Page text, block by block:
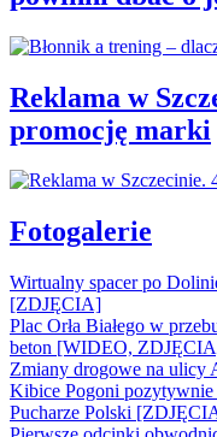
Reklama w
promocję marki
Fotogalerie
Wirtualny spacer po
[ZDJĘCIA]
Plac Orła Białego w
beton [WIDEO,
Zmiany drogowe na
Kibice Pogoni pozytywnie
Pucharze Polski